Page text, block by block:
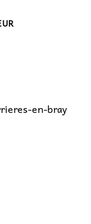
en-bray